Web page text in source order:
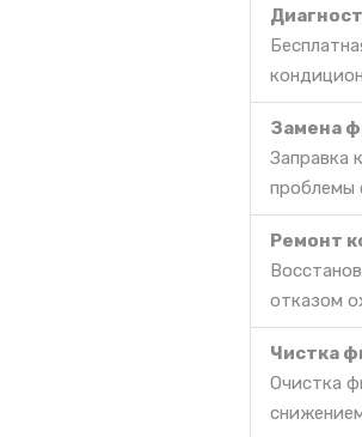
Замена
Заправка
проблемы
Ремонт
отказом
Чистка
Очистка